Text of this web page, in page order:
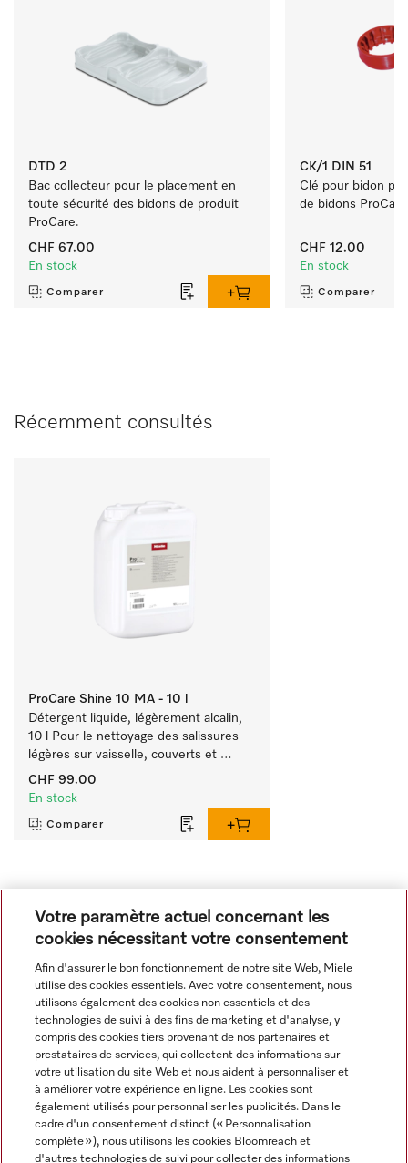
DTD 2
Bac collecteur pour le placement en
toute sécurité des bidons de produit
ProCare.
CHF 67.00
En stock
Comparer
CK/1 DIN 51
Clé pour bidon
de bidons
CHF 12.00
En stock
Comparer
Récemment consultés
ProCare Shine 10 MA - 10 l
Détergent liquide, légèrement alcalin,
10 l Pour le nettoyage des salissures
légères sur vaisselle, couverts et
verres.
CHF 99.00
En stock
Comparer
Navigation
Service
Votre paramètre actuel concernant les
cookies nécessitant votre consentement
Afin d'assurer le bon fonctionnement de notre site Web, Miele
utilise des cookies essentiels. Avec votre consentement, nous
utilisons également des cookies non essentiels et des
technologies de suivi à des fins de marketing et d'analyse, y
compris des cookies tiers provenant de nos partenaires et
prestataires de services, qui collectent des informations sur
votre utilisation du site Web et nous aident à personnaliser et
à améliorer votre expérience en ligne. Les cookies sont
également utilisés pour personnaliser les publicités. Dans le
cadre d'un consentement distinct (« Personnalisation
complète »), nous utilisons les cookies Bloomreach et
d'autres technologies de suivi pour collecter des informations